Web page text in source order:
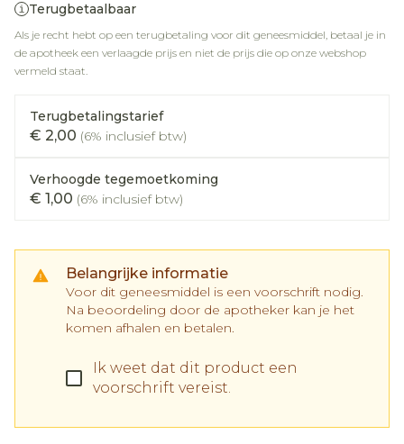
Terugbetaalbaar
Als je recht hebt op een terugbetaling voor dit geneesmiddel, betaal je in
de apotheek een verlaagde prijs en niet de prijs die op onze webshop
vermeld staat.
Terugbetalingstarief
€ 2,00 (6% inclusief btw)
Verhoogde tegemoetkoming
€ 1,00 (6% inclusief btw)
Belangrijke informatie
Voor dit geneesmiddel is een voorschrift nodig.
Na beoordeling door de apotheker kan je het
komen afhalen en betalen.
Ik weet dat dit product een
voorschrift vereist.